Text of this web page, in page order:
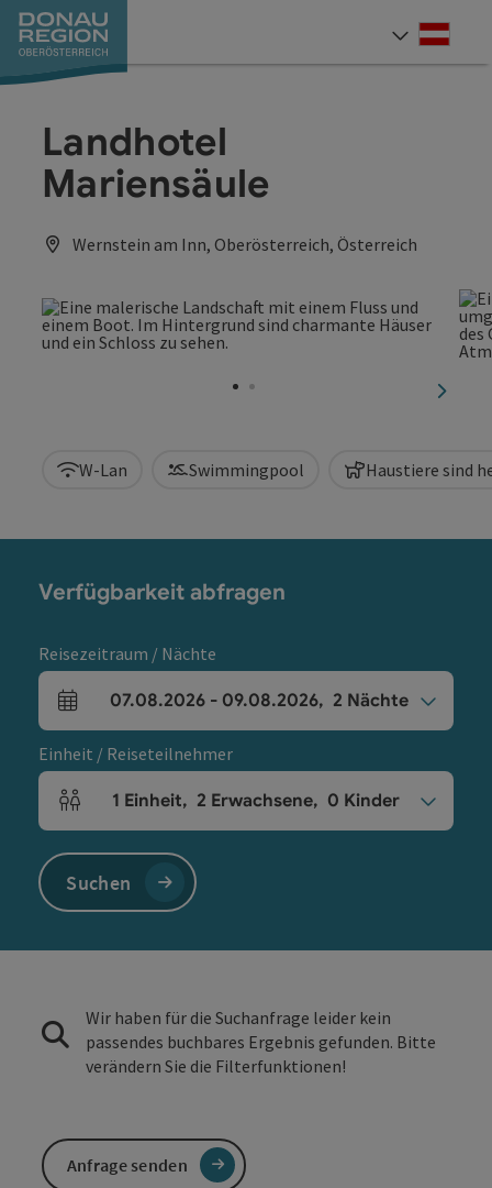
Zum Inhalt
Zur Navigation
Zum Seitenanfang
Zur Kontaktseite
Zum Impressum
Zur Startseite
Landhotel
Mariensäule
Wernstein am Inn, Oberösterreich, Österreich
W-Lan Swimmingpool Haustiere sind
Verfügbarkeit abfragen
Reisezeitraum / Nächte
An- und Abreisefelder
07.08.2026 - 09.08.2026, 2 Nächte
Einheit / Reiseteilnehmer
Einheitenanzahl und Personenfelder
1 Einheit, 2 Erwachsene, 0 Kinder
Suchen
Wir haben für die Suchanfrage leider kein
passendes buchbares Ergebnis gefunden. Bitte
verändern Sie die Filterfunktionen!
Anfrage senden